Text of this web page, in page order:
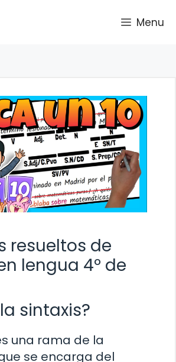
Menu
resueltos de
lengua 4º de
sintaxis?
una rama de la
se encarga del